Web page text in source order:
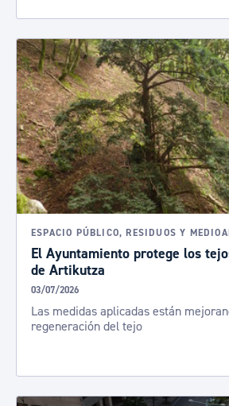
ESPACIO PÚBLICO, RESIDUOS Y
El Ayuntamiento protege los
de Artikutza
03/07/2026
Las medidas aplicadas están
regeneración del tejo